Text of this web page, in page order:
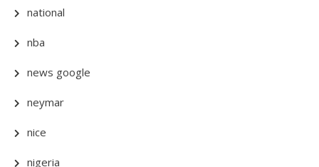
national
nba
news google
neymar
nice
nigeria